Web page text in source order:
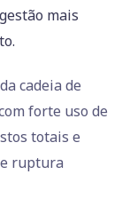
mais
cadeia de
forte uso de
totais e
ruptura